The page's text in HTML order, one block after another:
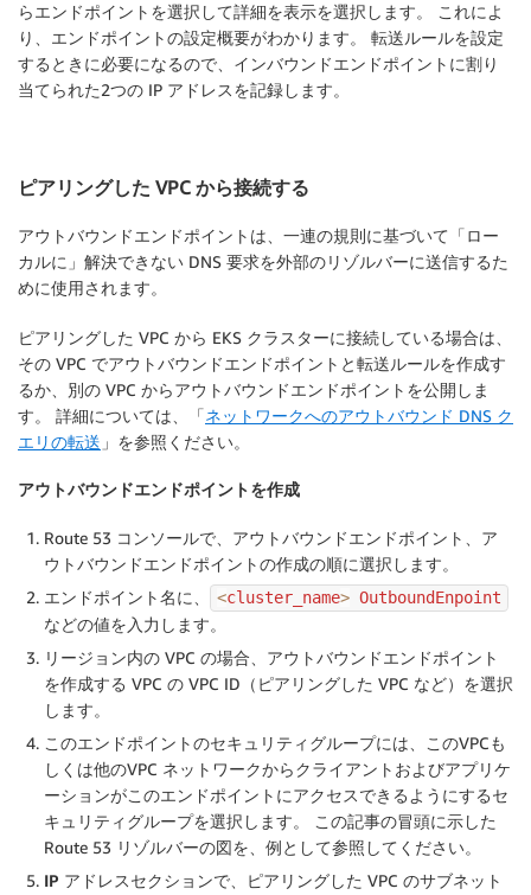
らエンドポイントを選択して詳細を表示を選択します。 これによ
り、エンドポイントの設定概要がわかります。 転送ルールを設定
するときに必要になるので、インバウンドエンドポイントに割り
当てられた2つの IP アドレスを記録します。
ピアリングした VPC から接続する
アウトバウンドエンドポイントは、一連の規則に基づいて「ロー
カルに」解決できない DNS 要求を外部のリゾルバーに送信するた
めに使用されます。
ピアリングした VPC から EKS クラスターに接続している場合は、
その VPC でアウトバウンドエンドポイントと転送ルールを作成す
るか、別の VPC からアウトバウンドエンドポイントを公開しま
す。 詳細については、「ネットワークへのアウトバウンド DNS ク
エリの転送 」を参照ください。
アウトバウンドエンドポイントを作成
Route 53 コンソールで、 アウトバウンドエンドポイント
ア
ウトバウンドエンドポイントの作成の順に選択します。
エンドポイント名に、 <cluster_name> OutboundEnpoint
などの値を入力します。
リージョン内の VPC の場合、アウトバウンドエンドポイント
を作成する VPC の VPC ID（ピアリングした VPC など）を選択
します。
このエンドポイントのセキュリティグループには、このVPCも
しくは他のVPC ネットワークからクライアントおよびアプリケ
ーションがこのエンドポイントにアクセスできるようにするセ
キュリティグループを選択します。 この記事の冒頭に示した
Route 53 リゾルバーの図を、例として参照してください。
IP アドレスセクションで、ピアリングした VPC のサブネット